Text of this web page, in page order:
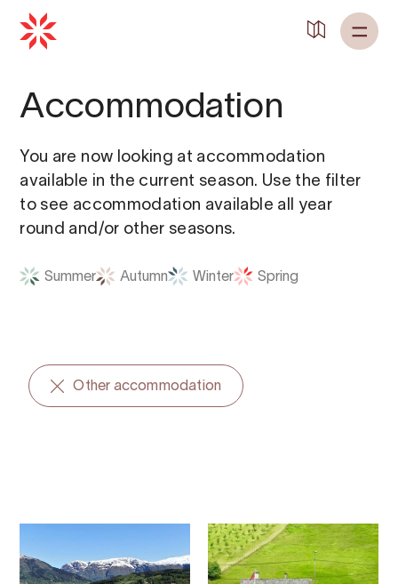
Accommodation
You are now looking at accommodation
available in the current season. Use the filter
to see accommodation available all year
round and/or other seasons.
Summer Autumn Winter Spring
Other accommodation